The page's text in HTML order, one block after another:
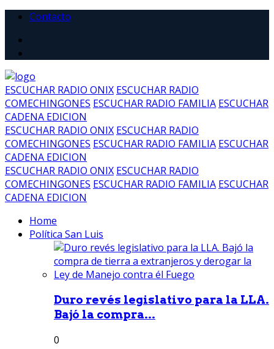
Contacto
ESCUCHAR RADIO ONIX ESCUCHAR RADIO
COMECHINGONES ESCUCHAR RADIO FAMILIA ESCUCHAR
CADENA EDICION
ESCUCHAR RADIO ONIX ESCUCHAR RADIO
COMECHINGONES ESCUCHAR RADIO FAMILIA ESCUCHAR
CADENA EDICION
ESCUCHAR RADIO ONIX ESCUCHAR RADIO
COMECHINGONES ESCUCHAR RADIO FAMILIA ESCUCHAR
CADENA EDICION
Home
Política San Luis
Duro revés legislativo para la LLA.
Bajó la compra...
0